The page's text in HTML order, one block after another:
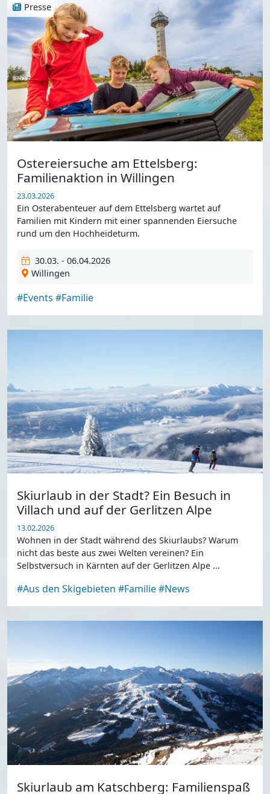
Presse
Ostereiersuche am Ettelsberg:
Familienaktion in Willingen
23.03.2026
Ein Osterabenteuer auf dem Ettelsberg wartet auf
Familien mit Kindern mit einer spannenden Eiersuche
rund um den Hochheideturm.
30.03. - 06.04.2026
Willingen
#Events #Familie
Skiurlaub in der Stadt? Ein Besuch in
Villach und auf der Gerlitzen Alpe
13.02.2026
Wohnen in der Stadt während des Skiurlaubs? Warum
nicht das beste aus zwei Welten vereinen? Ein
Selbstversuch in Kärnten auf der Gerlitzen Alpe ...
#Aus den Skigebieten #Familie#News
Skiurlaub am Katschberg: Familienspaß